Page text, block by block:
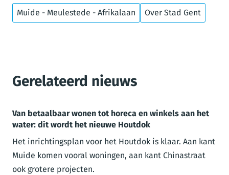
Muide - Meulestede - Afrikalaan
Over Stad Gent
Gerelateerd nieuws
Van betaalbaar wonen tot horeca en winkels aan het
water: dit wordt het nieuwe Houtdok
Het inrichtingsplan voor het Houtdok is klaar. Aan kant
Muide komen vooral woningen, aan kant Chinastraat
ook grotere projecten.